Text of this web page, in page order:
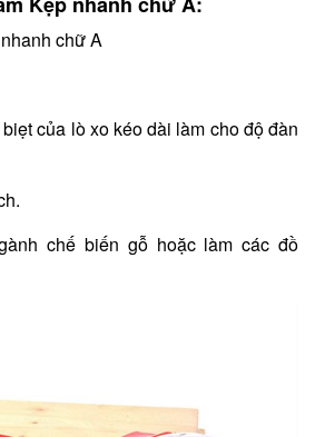
chữ A
của lò xo kéo dài làm cho độ đàn
chế biến gỗ hoặc làm các đồ